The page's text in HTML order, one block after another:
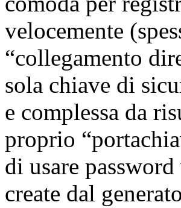
velocemente
“collegamento
sola chiave di
e complessa da
proprio
di usare
create dal